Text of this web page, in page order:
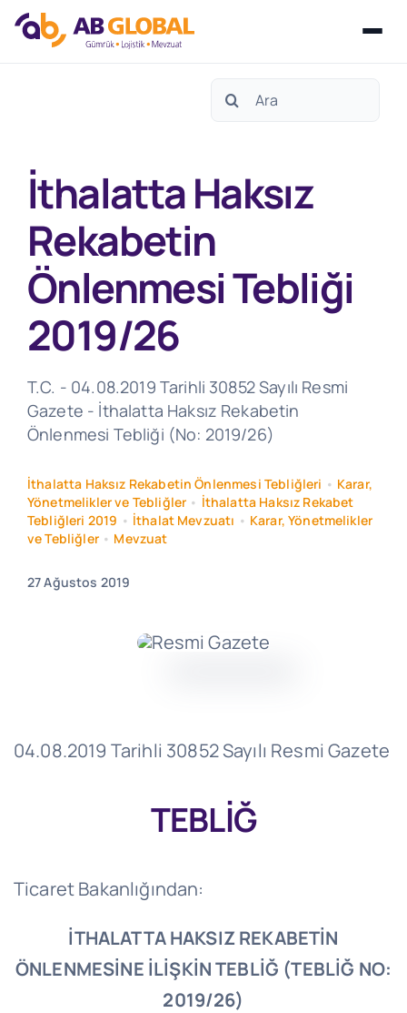
Search
İthalatta Haksız
Rekabetin
Önlenmesi Tebliği
2019/26
T.C. - 04.08.2019 Tarihli 30852 Sayılı Resmi
Gazete - İthalatta Haksız Rekabetin
Önlenmesi Tebliği (No: 2019/26)
İthalatta Haksız Rekabetin Önlenmesi Tebliğleri • Karar,
Yönetmelikler ve Tebliğler • İthalatta Haksız Rekabet
Tebliğleri 2019 • İthalat Mevzuatı • Karar, Yönetmelikler
ve Tebliğler• Mevzuat
27 Ağustos 2019
04.08.2019 Tarihli 30852 Sayılı Resmi Gazete
TEBLİĞ
Ticaret Bakanlığından:
İTHALATTA HAKSIZ REKABETİN
ÖNLENMESİNE İLİŞKİN TEBLİĞ (TEBLİĞ NO:
2019/26)